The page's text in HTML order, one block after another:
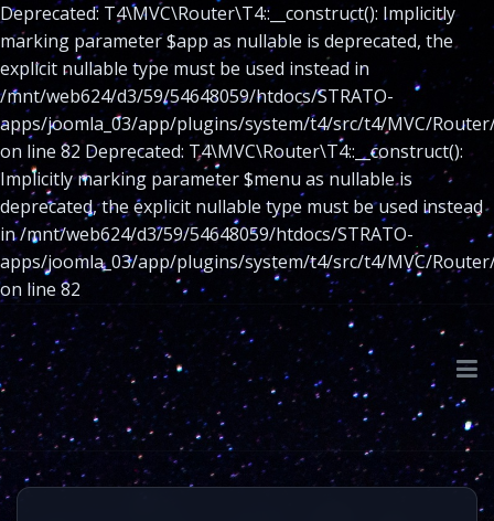
Deprecated: T4\MVC\Router\T4::__construct(): Implicitly
marking parameter $app as nullable is deprecated, the
explicit nullable type must be used instead in
/mnt/web624/d3/59/54648059/htdocs/STRATO-
apps/joomla_03/app/plugins/system/t4/src/t4/MVC/
on line 82 Deprecated: T4\MVC\Router\T4::__construct():
Implicitly marking parameter $menu as nullable is
deprecated, the explicit nullable type must be used instead
in /mnt/web624/d3/59/54648059/htdocs/STRATO-
apps/joomla_03/app/plugins/system/t4/src/t4/MVC/
on line 82